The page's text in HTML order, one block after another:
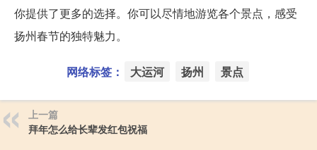
你提供了更多的选择。你可以尽情地游览各个景点，感受
扬州春节的独特魅力。
网络标签： 大运河 扬州 景点
上一篇
拜年怎么给长辈发红包祝福